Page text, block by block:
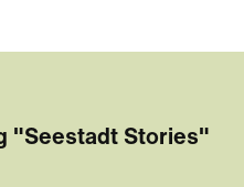
"Seestadt Stories"